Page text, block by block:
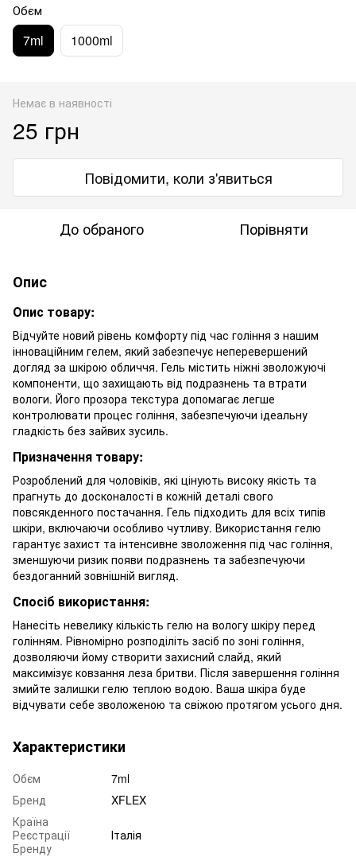
Обєм
7ml 1000ml
Немає в наявності
25 грн
Повідомити, коли з'явиться
До обраного Порівняти
Опис
Опис товару:
Відчуйте новий рівень комфорту під час гоління з нашим
інноваційним гелем, який забезпечує неперевершений
догляд за шкірою обличчя. Гель містить ніжні зволожуючі
компоненти, що захищають від подразнень та втрати
вологи. Його прозора текстура допомагає легше
контролювати процес гоління, забезпечуючи ідеальну
гладкість без зайвих зусиль.
Призначення товару:
Розроблений для чоловіків, які цінують високу якість та
прагнуть до досконалості в кожній деталі свого
повсякденного постачання. Гель підходить для всіх типів
шкіри, включаючи особливо чутливу. Використання гелю
гарантує захист та інтенсивне зволоження під час гоління,
зменшуючи ризик появи подразнень та забезпечуючи
бездоганний зовнішній вигляд.
Спосіб використання:
Нанесіть невелику кількість гелю на вологу шкіру перед
голінням. Рівномірно розподіліть засіб по зоні гоління,
дозволяючи йому створити захисний слайд, який
максимізує ковзання леза бритви. Після завершення гоління
змийте залишки гелю теплою водою. Ваша шкіра буде
відчувати себе зволоженою та свіжою протягом усього дня.
Характеристики
Обєм
7ml
Бренд
XFLEX
Країна
Реєстрації
Бренду
Італія